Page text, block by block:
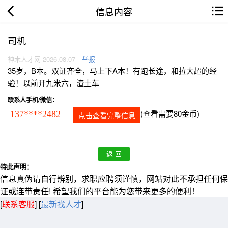
信息内容
司机
神木人才网 2026.08.07 举报
35岁，B本。双证齐全，马上下A本！有跑长途，和拉大超的经
验！以前开九米六，渣土车
联系人手机/微信：
137****2482 点击查看完整信息 (查看需要80金币)
特此声明：
信息真伪请自行辨别，求职应聘须谨慎，网站对此不承担任何保
证或连带责任! 希望我们的平台能为您带来更多的便利！
[联系客服] [最新找人才]